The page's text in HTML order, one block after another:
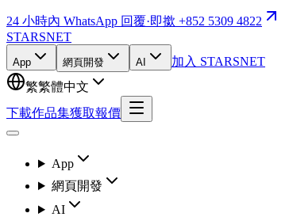
24 小時內 WhatsApp 回覆·即撳 +852 5309 4822
STARSNET
App 網頁開發 AI
加入 STARSNET
繁繁體中文
下載作品集獲取報價
App
網頁開發
AI